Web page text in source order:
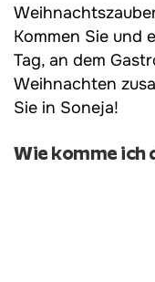
Kommen Sie und
Tag, an dem
Weihnachten
Sie in Soneja!
Wie komme ich